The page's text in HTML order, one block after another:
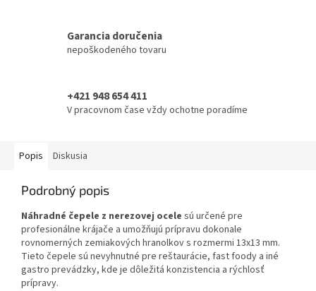
Garancia doručenia
nepoškodeného tovaru
+421 948 654 411
V pracovnom čase vždy ochotne poradíme
Popis Diskusia
Podrobný popis
Náhradné čepele z nerezovej ocele sú určené pre
profesionálne krájače a umožňujú prípravu dokonale
rovnomerných zemiakových hranolkov s rozmermi 13x13 mm.
Tieto čepele sú nevyhnutné pre reštaurácie, fast foody a iné
gastro prevádzky, kde je dôležitá konzistencia a rýchlosť
prípravy.